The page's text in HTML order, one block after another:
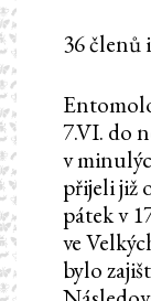
36 členů
7.VI. do
v
přijeli již
pátek v
ve
bylo